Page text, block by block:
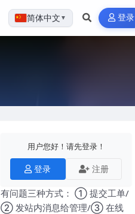
简体中文 ▼ 登录
用户您好！请先登录！
登录 注册
有问题三种方式： ① 提交工单/
② 发站内消息给管理/③ 在线